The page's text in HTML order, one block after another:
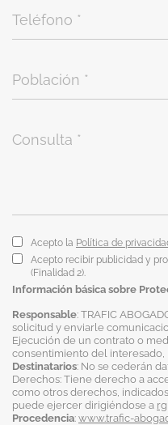
Acepto la Política de
Acepto recibir publicidad y
(Finalidad 2).
Información básica sobre
Responsable: TRAFIC
solicitud y enviarle
Ejecución de un contrato o
consentimiento del
Destinatarios: No se cederán
Derechos: Tiene derecho a
como otros derechos,
puede ejercer dirigiéndose a
Procedencia: www.trafic-